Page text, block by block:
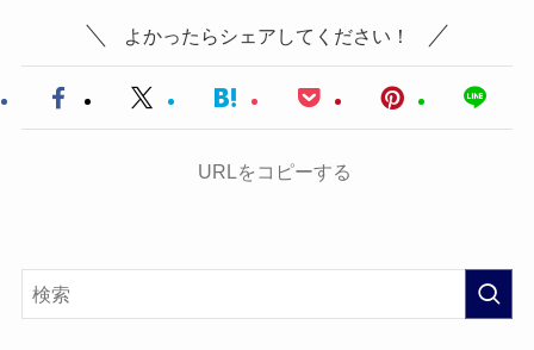
よかったらシェアしてください！
URLをコピーする